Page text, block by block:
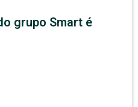
grupo Smart é